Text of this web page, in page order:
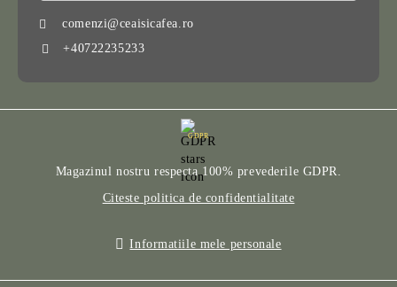
comenzi@ceaisicafea.ro
+40722235233
GDPR
Magazinul nostru respecta 100% prevederile GDPR.
Citeste politica de confidentialitate
Informatiile mele personale